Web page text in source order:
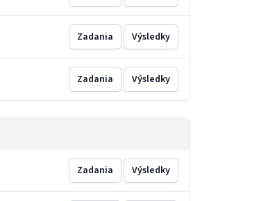
Zadania Výsledky
Zadania Výsledky
Zadania Výsledky